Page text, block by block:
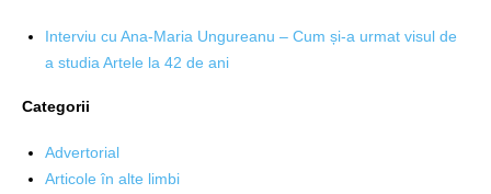
Interviu cu Ana-Maria Ungureanu – Cum și-a urmat visul de
a studia Artele la 42 de ani
Categorii
Advertorial
Articole în alte limbi